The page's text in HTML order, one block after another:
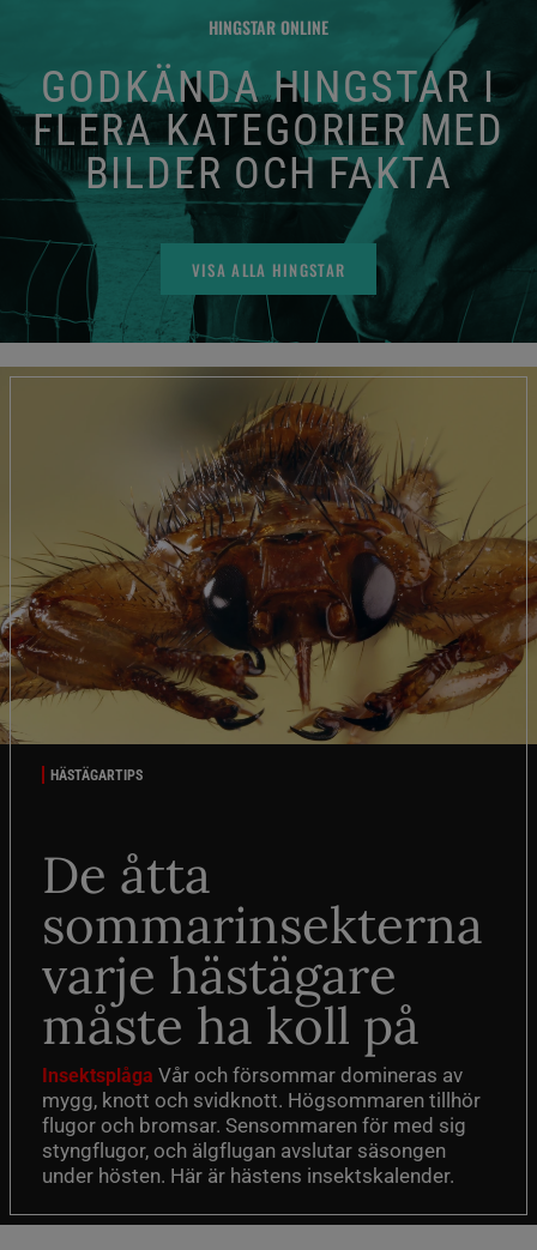
HINGSTAR ONLINE
GODKÄNDA HINGSTAR I
FLERA KATEGORIER MED
BILDER OCH FAKTA
VISA ALLA HINGSTAR
HÄSTÄGARTIPS
De åtta
sommarinsekterna
varje hästägare
måste ha koll på
Insektsplåga Vår och försommar domineras av
mygg, knott och svidknott. Högsommaren tillhör
flugor och bromsar. Sensommaren för med sig
styngflugor, och älgflugan avslutar säsongen
under hösten. Här är hästens insektskalender.